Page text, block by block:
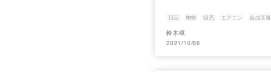
日記 蜘蛛 販売 エアコン 合成画像
鈴木穣
2021/10/06